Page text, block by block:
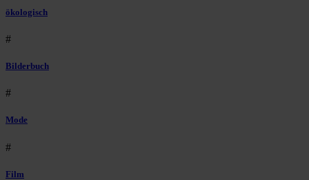
ökologisch
#
Bilderbuch
#
Mode
#
Film